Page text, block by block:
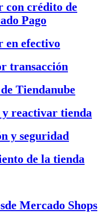
con crédito de
Pago
en efectivo
transacción
Tiendanube
y reactivar tienda
y seguridad
de la tienda
Mercado Shops